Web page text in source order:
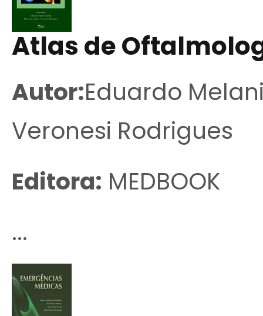
Atlas de
Autor:Eduardo
Veronesi Rodrigues
Editora: MEDBOOK
...